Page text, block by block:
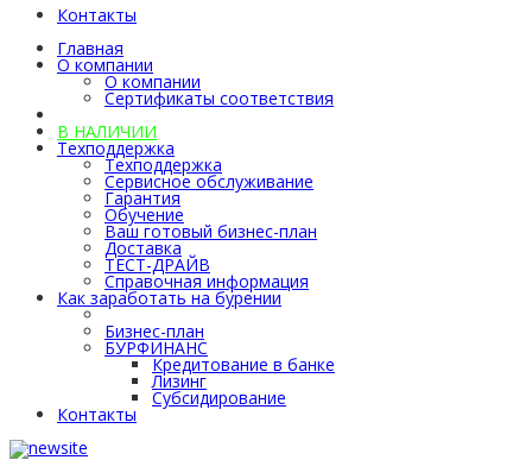
Контакты
Главная
О компании
О компании
Сертификаты соответствия
В НАЛИЧИИ
Техподдержка
Техподдержка
Сервисное обслуживание
Гарантия
Обучение
Ваш готовый бизнес-план
Доставка
ТЕСТ-ДРАЙВ
Справочная информация
Как заработать на бурении
Как заработать на бурении
Бизнес-план
БУРФИНАНС
Кредитование в банке
Лизинг
Субсидирование
Контакты